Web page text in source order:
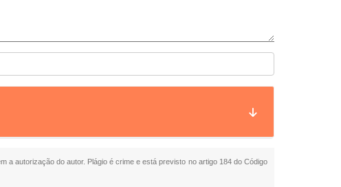
a autorização do autor. Plágio é crime e está previsto no artigo 184 do Código